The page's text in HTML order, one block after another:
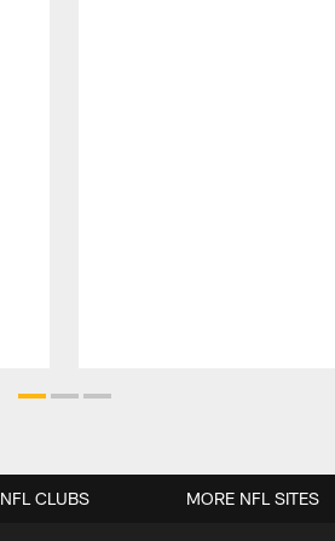
NFL CLUBS MORE NFL SITES